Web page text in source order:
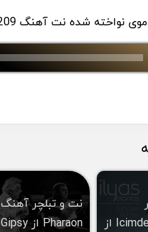
آهنگ 209 شاهین نجفی از آلبوم سیگما است.
Icimdeki Duman از
نت و تبلچر آهنگ
Pharaon از Gipsy